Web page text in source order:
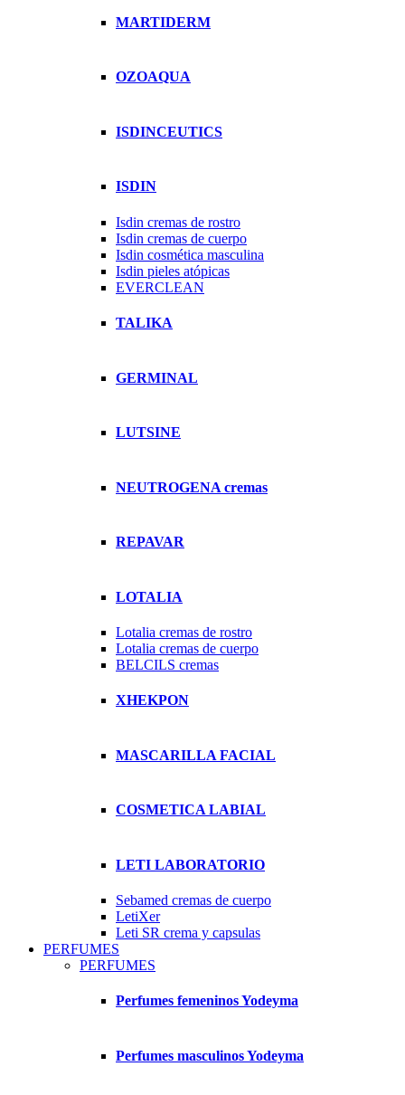
MARTIDERM
OZOAQUA
ISDINCEUTICS
ISDIN
Isdin cremas de rostro
Isdin cremas de cuerpo
Isdin cosmética masculina
Isdin pieles atópicas
EVERCLEAN
TALIKA
GERMINAL
LUTSINE
NEUTROGENA cremas
REPAVAR
LOTALIA
Lotalia cremas de rostro
Lotalia cremas de cuerpo
BELCILS cremas
XHEKPON
MASCARILLA FACIAL
COSMETICA LABIAL
LETI LABORATORIO
Sebamed cremas de cuerpo
LetiXer
Leti SR crema y capsulas
PERFUMES
PERFUMES
Perfumes femeninos Yodeyma
Perfumes masculinos Yodeyma